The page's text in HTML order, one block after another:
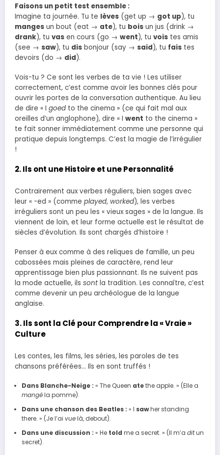
Faisons un petit test ensemble :
Imagine ta journée. Tu te lèves (get up → got up), tu
manges un bout (eat → ate), tu bois un jus (drink →
drank), tu vas en cours (go → went), tu vois tes amis
(see → saw), tu dis bonjour (say → said), tu fais tes
devoirs (do → did).
Vois-tu ? Ce sont les verbes de ta vie ! Les utiliser
correctement, c’est comme avoir les bonnes clés pour
ouvrir les portes de la conversation authentique. Au lieu
de dire « I goed to the cinema » (ce qui fait mal aux
oreilles d’un anglophone), dire « I went to the cinema »
te fait sonner immédiatement comme une personne qui
pratique depuis longtemps. C’est la magie de l’irrégulier
!
2. Ils ont une Histoire et une Personnalité
Contrairement aux verbes réguliers, bien sages avec
leur « -ed » (comme played, worked), les verbes
irréguliers sont un peu les « vieux sages » de la langue. Ils
viennent de loin, et leur forme actuelle est le résultat de
siècles d’évolution. Ils sont chargés d’histoire !
Penser à eux comme à des reliques de famille, un peu
cabossées mais pleines de caractère, rend leur
apprentissage bien plus passionnant. Ils ne suivent pas
la mode actuelle, ils sont la tradition. Les connaître, c’est
comme devenir un peu archéologue de la langue
anglaise.
3. Ils sont la Clé pour Comprendre la « Vraie »
Culture
Les contes, les films, les séries, les paroles de tes
chansons préférées… Ils en sont truffés !
Dans Blanche-Neige : « The Queen atethe apple. » (Elle a
mangéla pomme).
Dans une chanson des Beatles : « I sawher standing
there. » (Je l’ai vuelà, debout).
Dans une discussion : « He told me a secret. » (Il m’a ditun
secret).